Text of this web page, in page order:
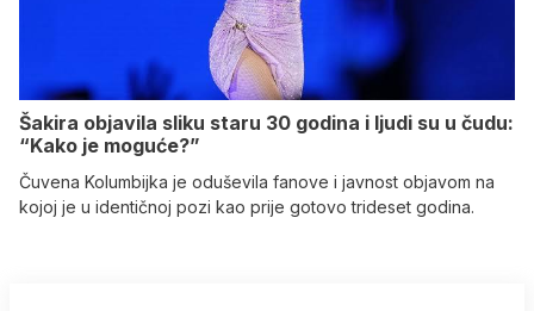
Šakira objavila sliku staru 30 godina i ljudi su u čudu:
“Kako je moguće?”
Čuvena Kolumbijka je oduševila fanove i javnost objavom na
kojoj je u identičnoj pozi kao prije gotovo trideset godina.